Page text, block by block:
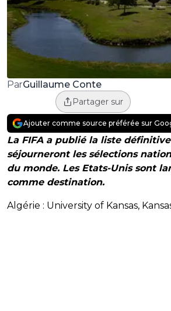
ParGuillaume Conte
Partager sur
Ajouter comme source préférée sur
La FIFA a publié la liste
séjourneront les sélections
du monde. Les Etats-Unis sont
comme destination.
Algérie : University of Kansas,